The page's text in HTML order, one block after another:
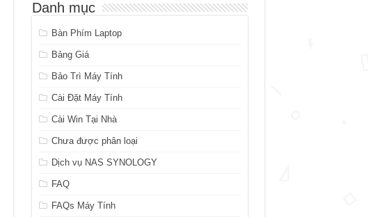
Danh mục
Bàn Phím Laptop
Bảng Giá
Bảo Trì Máy Tính
Cài Đặt Máy Tính
Cài Win Tại Nhà
Chưa được phân loại
Dịch vụ NAS SYNOLOGY
FAQ
FAQs Máy Tính